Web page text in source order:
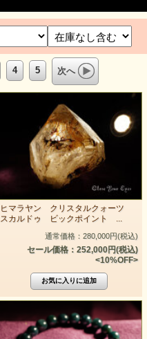
4 5 次へ
ヒマラヤン クリスタルクォーツ
スカルドゥ ビックポイント ...
通常価格：280,000円(税込)
セール価格：252,000円(税込)
<10%OFF>